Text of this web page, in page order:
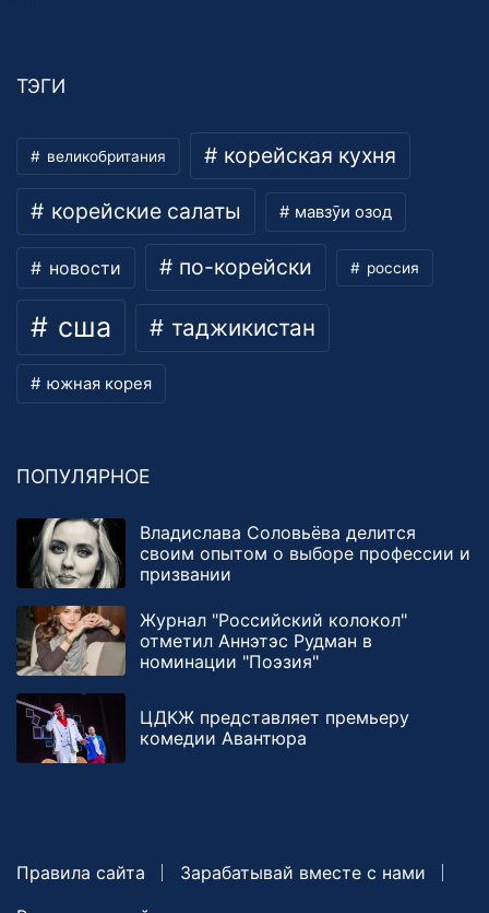
ТЭГИ
великобритания корейская кухня
корейские салаты мавзӯи озод
новости по-корейски россия
сша таджикистан
южная корея
ПОПУЛЯРНОЕ
Владислава Соловьёва делится
своим опытом о выборе профессии и
призвании
Журнал "Российский колокол"
отметил Аннэтэс Рудман в
номинации "Поэзия"
ЦДКЖ представляет премьеру
комедии Авантюра
Правила сайта
Зарабатывай вместе с нами